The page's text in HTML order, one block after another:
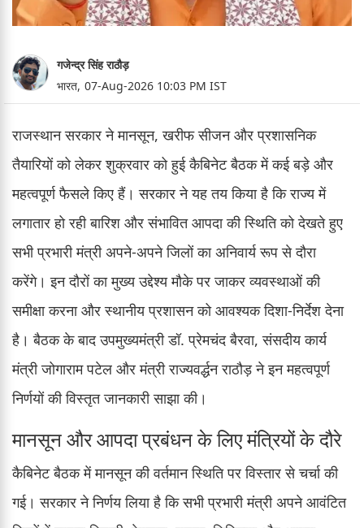
गजेन्द्र सिंह राठौड़
भारत, 07-Aug-2026 10:03 PM IST
राजस्थान सरकार ने मानसून, खरीफ सीजन और प्रशासनिक
तैयारियों को लेकर शुक्रवार को हुई कैबिनेट बैठक में कई बड़े और
महत्वपूर्ण फैसले किए हैं। सरकार ने यह तय किया है कि राज्य में
लगातार हो रही बारिश और संभावित आपदा की स्थिति को देखते हुए
सभी प्रभारी मंत्री अपने-अपने जिलों का अनिवार्य रूप से दौरा
करेंगे। इन दौरों का मुख्य उद्देश्य मौके पर जाकर व्यवस्थाओं की
समीक्षा करना और स्थानीय प्रशासन को आवश्यक दिशा-निर्देश देना
है। बैठक के बाद उपमुख्यमंत्री डॉ. प्रेमचंद बैरवा, संसदीय कार्य
मंत्री जोगाराम पटेल और मंत्री राज्यवर्द्धन राठौड़ ने इन महत्वपूर्ण
निर्णयों की विस्तृत जानकारी साझा की।
मानसून और आपदा प्रबंधन के लिए मंत्रियों के दौरे
कैबिनेट बैठक में मानसून की वर्तमान स्थिति पर विस्तार से चर्चा की
गई। सरकार ने निर्णय लिया है कि सभी प्रभारी मंत्री अपने आवंटित